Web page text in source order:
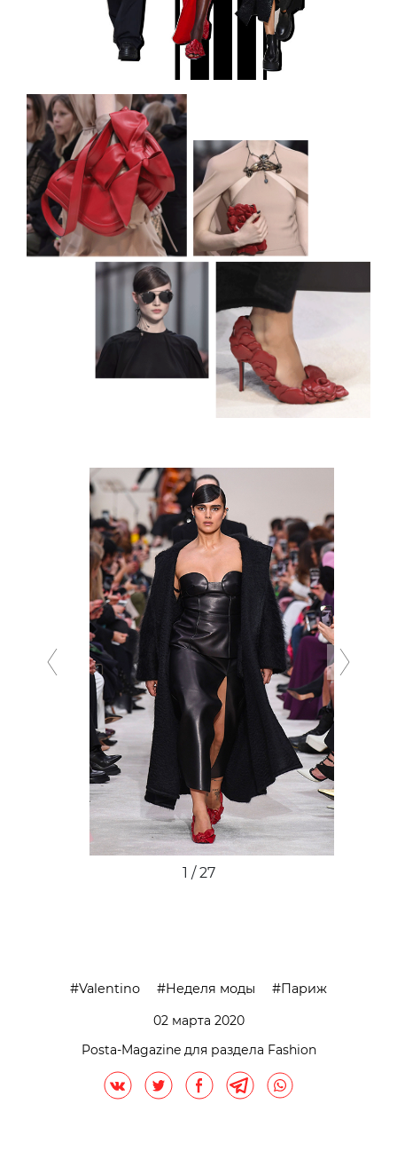
Previous
2 / 27
Valentino Неделя моды
Париж
02 марта 2020
Posta-Magazine для раздела Fashion